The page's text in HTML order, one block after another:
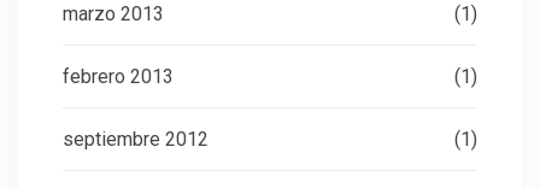
marzo 2013 (1)
febrero 2013 (1)
septiembre 2012 (1)